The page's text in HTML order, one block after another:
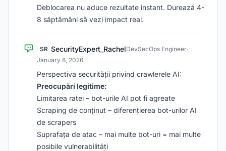
Deblocarea nu aduce rezultate instant. Durează 4-
8 săptămâni să vezi impact real.
SR SecurityExpert_RachelDevSecOps Engineer·
January 8, 2026
Perspectiva securității privind crawlerele AI:
Preocupări legitime:
Limitarea ratei – bot-urile AI pot fi agreate
Scraping de conținut – diferențierea bot-urilor AI
de scrapers
Suprafața de atac – mai multe bot-uri = mai multe
posibile vulnerabilități